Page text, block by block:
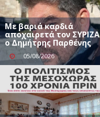
Με βαριά καρδιά
αποχαιρετά τον ΣΥΡΙΖΑ
ο Δημήτρης Παρθένης
05/08/2026